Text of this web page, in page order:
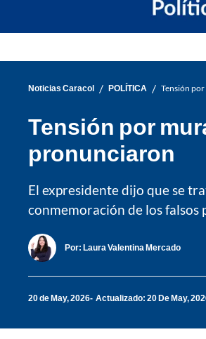
Noticias Caracol / POLÍTICA / Tensión
Tensión por
pronunciaron
El expresidente dijo que se
conmemoración de los falsos
Por: Laura Valentina Mercado
20 de May, 2026 Actualizado: 20 De May,